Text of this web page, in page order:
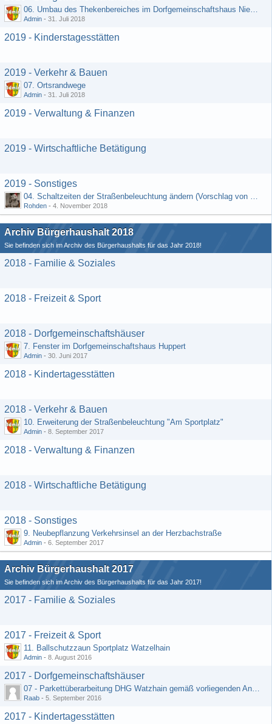
06. Umbau des Thekenbereiches im Dorfgemeinschaftshaus Niedermeilingen und Schaffung eines Lagerraumes
Admin - 31. Juli 2018
2019 - Kinderstagesstätten
2019 - Verkehr & Bauen
07. Ortsrandwege
Admin - 31. Juli 2018
2019 - Verwaltung & Finanzen
2019 - Wirtschaftliche Betätigung
2019 - Sonstiges
04. Schaltzeiten der Straßenbeleuchtung ändern (Vorschlag von Hermann Rädiker 01.07.2018)
Rohden - 4. November 2018
Archiv Bürgerhaushalt 2018
Sie befinden sich im Archiv des Bürgerhaushalts für das Jahr 2018!
2018 - Familie & Soziales
2018 - Freizeit & Sport
2018 - Dorfgemeinschaftshäuser
7. Fenster im Dorfgemeinschaftshaus Huppert
Admin - 30. Juni 2017
2018 - Kindertagesstätten
2018 - Verkehr & Bauen
10. Erweiterung der Straßenbeleuchtung "Am Sportplatz"
Admin - 8. September 2017
2018 - Verwaltung & Finanzen
2018 - Wirtschaftliche Betätigung
2018 - Sonstiges
9. Neubepflanzung Verkehrsinsel an der Herzbachstraße
Admin - 6. September 2017
Archiv Bürgerhaushalt 2017
Sie befinden sich im Archiv des Bürgerhaushalts für das Jahr 2017!
2017 - Familie & Soziales
2017 - Freizeit & Sport
11. Ballschutzzaun Sportplatz Watzelhain
Admin - 8. August 2016
2017 - Dorfgemeinschaftshäuser
07 - Parkettüberarbeitung DHG Watzhain gemäß vorliegenden Angebot
Raab - 5. September 2016
2017 - Kindertagesstätten